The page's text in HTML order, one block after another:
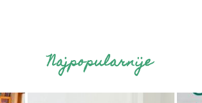
Najpopularnije